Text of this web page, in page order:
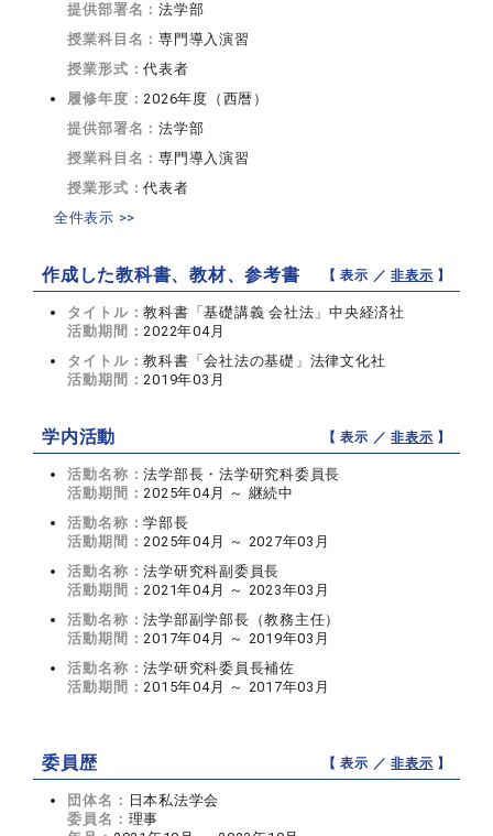
提供部署名：法学部
授業科目名：専門導入演習
授業形式：代表者
履修年度：2026年度（西暦）
提供部署名：法学部
授業科目名：専門導入演習
授業形式：代表者
全件表示 >>
作成した教科書、教材、参考書 【 表示 ／非表示 】
タイトル：教科書「基礎講義 会社法」中央経済社
活動期間：2022年04月
タイトル：教科書「会社法の基礎」法律文化社
活動期間：2019年03月
学内活動 【 表示 ／非表示 】
活動名称：法学部長・法学研究科委員長
活動期間：2025年04月 ～ 継続中
活動名称：学部長
活動期間：2025年04月 ～ 2027年03月
活動名称：法学研究科副委員長
活動期間：2021年04月 ～ 2023年03月
活動名称：法学部副学部長（教務主任）
活動期間：2017年04月 ～ 2019年03月
活動名称：法学研究科委員長補佐
活動期間：2015年04月 ～ 2017年03月
委員歴 【 表示 ／非表示 】
団体名： 日本私法学会
委員名： 理事